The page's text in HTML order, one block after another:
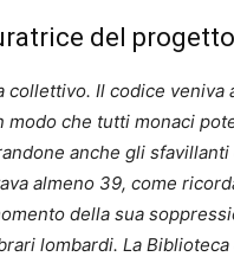
del progetto
Il codice veniva
che tutti monaci
anche gli
almeno 39, come
della sua
lombardi. La